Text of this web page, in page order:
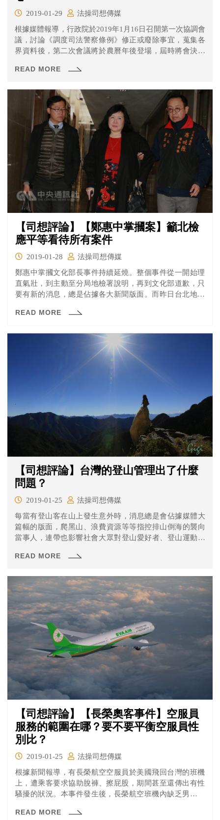
2019-01-29
法操司想傳媒
根據媒體報導，行政院於2019年1月16日召開第一次協調會
議，討論《調度司法警察條例》修正或廢除事宜，蒐集各
界資料後，第二次會議將於農曆年後登場，屆時將會決議
READ MORE
【司想評論】【鄭惠中掌摑案】籲北檢
應平等看待所有案件
2019-01-28
法操司想傳媒
鄭惠中掌摑文化部長事件持續延燒。整個事件從一開始理
直氣壯，到主動至分局地檢署說明，再到文化部道歉，只
要有新的消息，總是佔據各大新聞版面。而昨日台北地檢
藝人「遭檢限制住居 委任律師轟：侵害人權」云云，進行
READ MORE
【司想評論】台灣的登山管理出了什麼
問題？
2019-01-25
法操司想傳媒
每當有登山客在山上發生意外時，消息總是會佔據媒體大
篇幅的版面，爬黑山、浪費資源等等指控排山倒海的襲向
當事人，連帶也影響社會大眾對登山愛好者、登山運動的
籤，認為因為大部分的人，包含法令規範都不了解登山運
題出在哪裡呢？以下初步討論幾個爭議點，大家一起來思
考看看到底怎麼做會比較好吧！
READ MORE
【司想評論】【長榮奧客事件】空服員
服務的範圍在哪？要不要平衡空服員性
別比？
2019-01-25
法操司想傳媒
根據新聞報導，有長榮航空空服員於美國飛回台灣的班機
上，遭乘客要求協助脫褲、擦屁股，期間甚至還傳出有性
騷擾的狀況。本事件發生後，長榮航空班機內缺乏男性空
示依法無權要求航空公司增設男組員，且這樣的要求可能
READ MORE